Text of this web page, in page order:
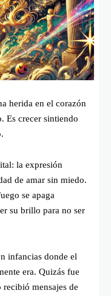
herida en el corazón
Es crecer sintiendo
la expresión
de amar sin miedo.
se apaga
su brillo para no ser
infancias donde el
era. Quizás fue
mensajes de